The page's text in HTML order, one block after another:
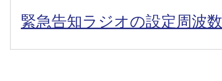
緊急告知ラジオの設定周波数